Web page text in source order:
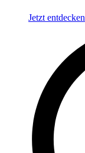
Jetzt entdecken